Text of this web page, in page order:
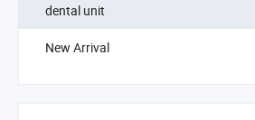
dental unit
New Arrival